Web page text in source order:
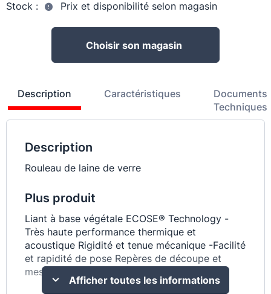
Stock : Prix et disponibilité selon magasin
Choisir son magasin
Description Caractéristiques
Documents
Techniques
Description
Rouleau de laine de verre
Plus produit
Liant à base végétale ECOSE® Technology -
Très haute performance thermique et
acoustique Rigidité et tenue mécanique -Facilité
et rapidité de pose Repères de découpe et
mesure -Faible encombrement en combles
Afficher toutes les informations